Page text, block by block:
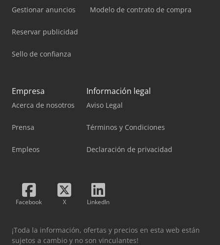
Gestionar anuncios
Reservar publicidad
Sello de confianza
Modelo de contrato de compra
Empresa
Acerca de nosotros
Prensa
Empleos
Información legal
Aviso Legal
Términos y Condiciones
Declaración de privacidad
Facebook X LinkedIn
¡Toda la información, ofertas y precios en esta web están
sujetos a cambio y no son vinculantes!